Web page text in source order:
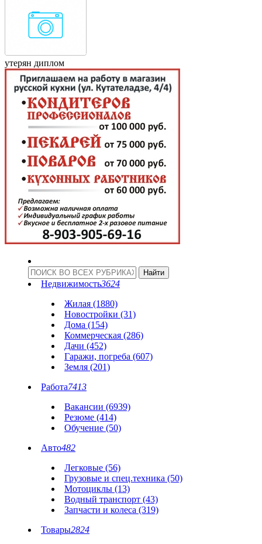
утерян диплом
Недвижимость3624
Жилая (1880)
Новостройки (31)
Дома (154)
Коммерческая (286)
Дачи (452)
Гаражи, погреба (607)
Земля (201)
Работа7413
Вакансии (6939)
Резюме (414)
Обучение (50)
Авто482
Легковые (56)
Грузовые и спец.техника (50)
Мотоциклы (13)
Водный транспорт (43)
Запчасти и колеса (319)
Товары2824